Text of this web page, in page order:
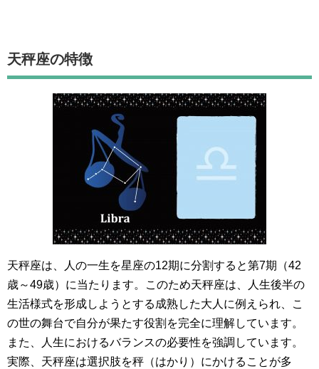
天秤座の特徴
天秤座は、人の一生を星座の12期に分割すると第7期（42
歳～49歳）に当たります。このため天秤座は、人生後半の
生活様式を形成しようとする成熟した大人に例えられ、こ
の世の舞台で自分が果たす役割を完全に理解しています。
また、人生におけるバランスの必要性を強調しています。
実際、天秤座は選択肢を秤（はかり）にかけることが多